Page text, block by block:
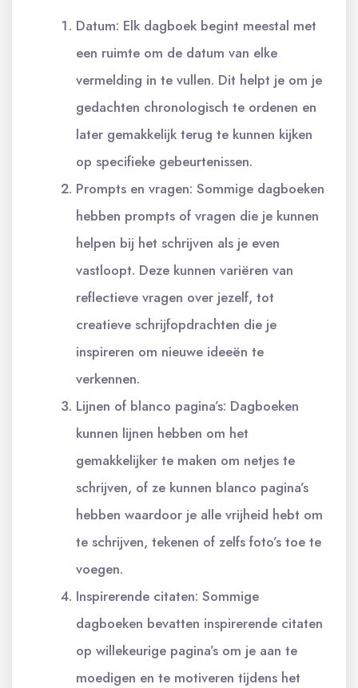
Datum: Elk dagboek begint meestal met
een ruimte om de datum van elke
vermelding in te vullen. Dit helpt je om je
gedachten chronologisch te ordenen en
later gemakkelijk terug te kunnen kijken
op specifieke gebeurtenissen.
Prompts en vragen: Sommige dagboeken
hebben prompts of vragen die je kunnen
helpen bij het schrijven als je even
vastloopt. Deze kunnen variëren van
reflectieve vragen over jezelf, tot
creatieve schrijfopdrachten die je
inspireren om nieuwe ideeën te
verkennen.
Lijnen of blanco pagina’s: Dagboeken
kunnen lijnen hebben om het
gemakkelijker te maken om netjes te
schrijven, of ze kunnen blanco pagina’s
hebben waardoor je alle vrijheid hebt om
te schrijven, tekenen of zelfs foto’s toe te
voegen.
Inspirerende citaten: Sommige
dagboeken bevatten inspirerende citaten
op willekeurige pagina’s om je aan te
moedigen en te motiveren tijdens het